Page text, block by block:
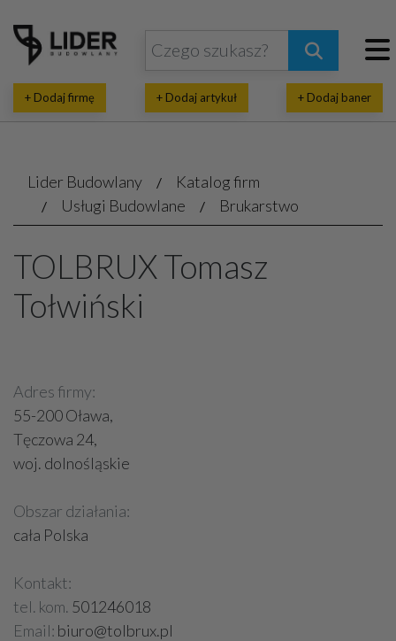
+ Dodaj firmę + Dodaj artykuł + Dodaj baner
Lider Budowlany
Katalog firm
Usługi Budowlane
Brukarstwo
TOLBRUX Tomasz
Tołwiński
Adres firmy:
55-200 Oława,
Tęczowa 24,
woj. dolnośląskie
Obszar działania:
cała Polska
Kontakt:
tel. kom. 501246018
Email: biuro@tolbrux.pl